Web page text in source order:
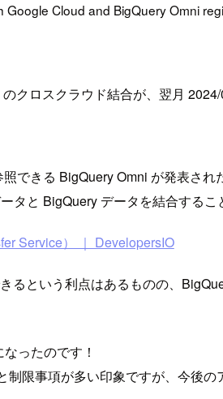
Cloud and BigQuery Omni
クロスクラウド結合が、翌月 2024/
できる BigQuery Omni が発表さ
と BigQuery データを結合するこ
Service） ｜ DevelopersIO
るという利点はあるものの、
ったのです！
限事項が多い印象ですが、今後の